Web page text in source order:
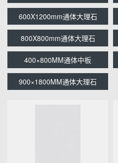
600X1200mm通体大理石
800X800mm通体大理石
400×800MM通体中板
900×1800MM通体大理石